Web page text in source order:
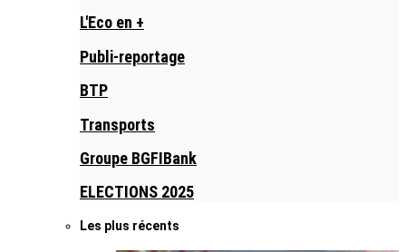
L'Eco en +
Publi-reportage
BTP
Transports
Groupe BGFIBank
ELECTIONS 2025
Les plus récents